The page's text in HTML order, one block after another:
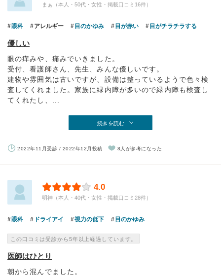
まぁ（本人・50代・女性・掲載口コミ16件）
眼科 アレルギー 目のかゆみ 目が赤い 目がチラチラする
優しい
眼の痒みや、痛みでいきました。
受付、看護師さん、先生、みんな優しいです。
建物や雰囲気は古いですが、設備は整っているようで色々検
査してくれました。家族に緑内障が多いので緑内障も検査し
てくれたし、...
続きを読む
2022年11月受診 / 2022年12月投稿 8人が参考になった
4.0
明神（本人・40代・女性・掲載口コミ28件）
眼科 ドライアイ 視力の低下 目のかゆみ
この口コミは受診から5年以上経過しています。
医師はひとり
朝から混んでました。